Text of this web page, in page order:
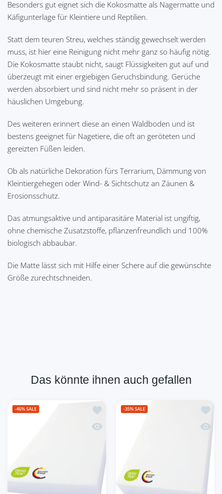
Besonders gut eignet sich die Kokosmatte als Nagermatte und
Käfigunterlage für Kleintiere und Reptilien.
Statt dem teuren Streu, welches ständig gewechselt werden
muss, ist hier eine Reinigung nicht mehr ganz so häufig nötig.
Die Kokosmatte staubt nicht, saugt Flüssigkeiten gut auf und
überzeugt mit einer ergiebigen Geruchsbindung. Gerüche
werden absorbiert und sind nicht mehr so präsent in der
häuslichen Umgebung.
Des weiteren erinnert diese an einen Waldboden und ist
bestens geeignet für Nagetiere, die oft an geröteten und
gereizten Füßen leiden.
Ob als natürliche Dekoration fürs Terrarium, Dämmung von
Kleintiergehegen oder Wind- & Sichtschutz an Zäunen &
Erosionsschutz.
Das atmungsaktive und antiparasitäre Material ist ungiftig,
ohne chemische Zusatzstoffe, pflanzenfreundlich und 100%
biologisch abbaubar.
Die Matte lässt sich mit Hilfe einer Schere auf die gewünschte
Größe zurechtschneiden.
Das könnte ihnen auch gefallen
-46%SALE
Zur Wunschliste hinzufügen
Schnellansicht Schaumstoff Polster
-35%SALE
Zur